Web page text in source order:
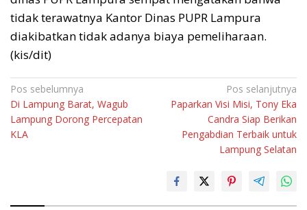
tidak terawatnya Kantor Dinas PUPR Lampura
diakibatkan tidak adanya biaya pemeliharaan.
(kis/dit)
Navigasi
pos
Pos sebelumnya
Di Lampung Barat, Wagub
Lampung Dorong Percepatan
KLA
Pos selanjutnya
Paparkan Visi Misi, Tony Eka
Candra Siap Berikan
Pengabdian Terbaik untuk
Lampung Selatan